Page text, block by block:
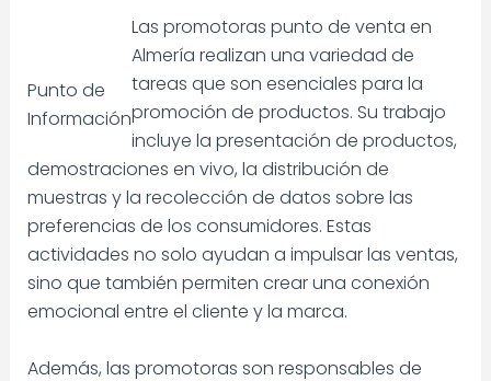
Punto de
Información
Las promotoras punto de venta en
Almería realizan una variedad de
tareas que son esenciales para la
promoción de productos. Su trabajo
incluye la presentación de productos,
demostraciones en vivo, la distribución de
muestras y la recolección de datos sobre las
preferencias de los consumidores. Estas
actividades no solo ayudan a impulsar las ventas,
sino que también permiten crear una conexión
emocional entre el cliente y la marca.
Además, las promotoras son responsables de